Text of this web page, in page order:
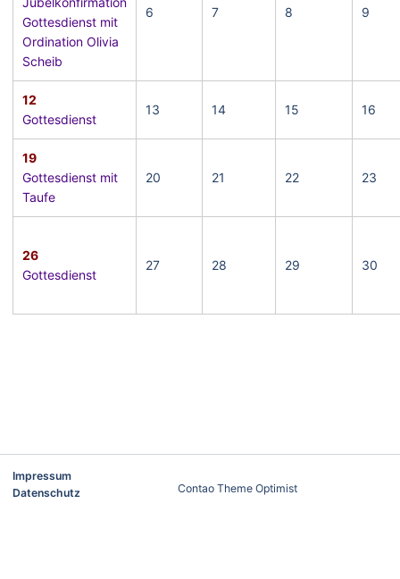
Gottesdienst mit
Ordination Olivia
Scheib
6 7 8 9
12
Gottesdienst
13 14 15 16
19
Gottesdienst mit
Taufe
20 21 22 23
26
Gottesdienst
27 28 29 30
Impressum
Datenschutz
Contao Theme Optimist